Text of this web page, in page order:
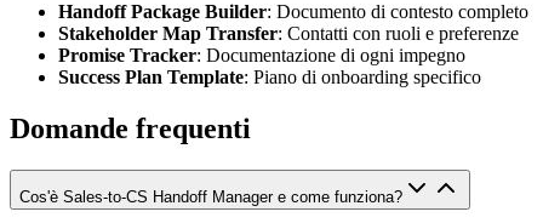
Handoff Package Builder: Documento di contesto completo
Stakeholder Map Transfer: Contatti con ruoli e preferenze
Promise Tracker: Documentazione di ogni impegno
Success Plan Template: Piano di onboarding specifico
Domande frequenti
Cos'è Sales-to-CS Handoff Manager e come funziona?